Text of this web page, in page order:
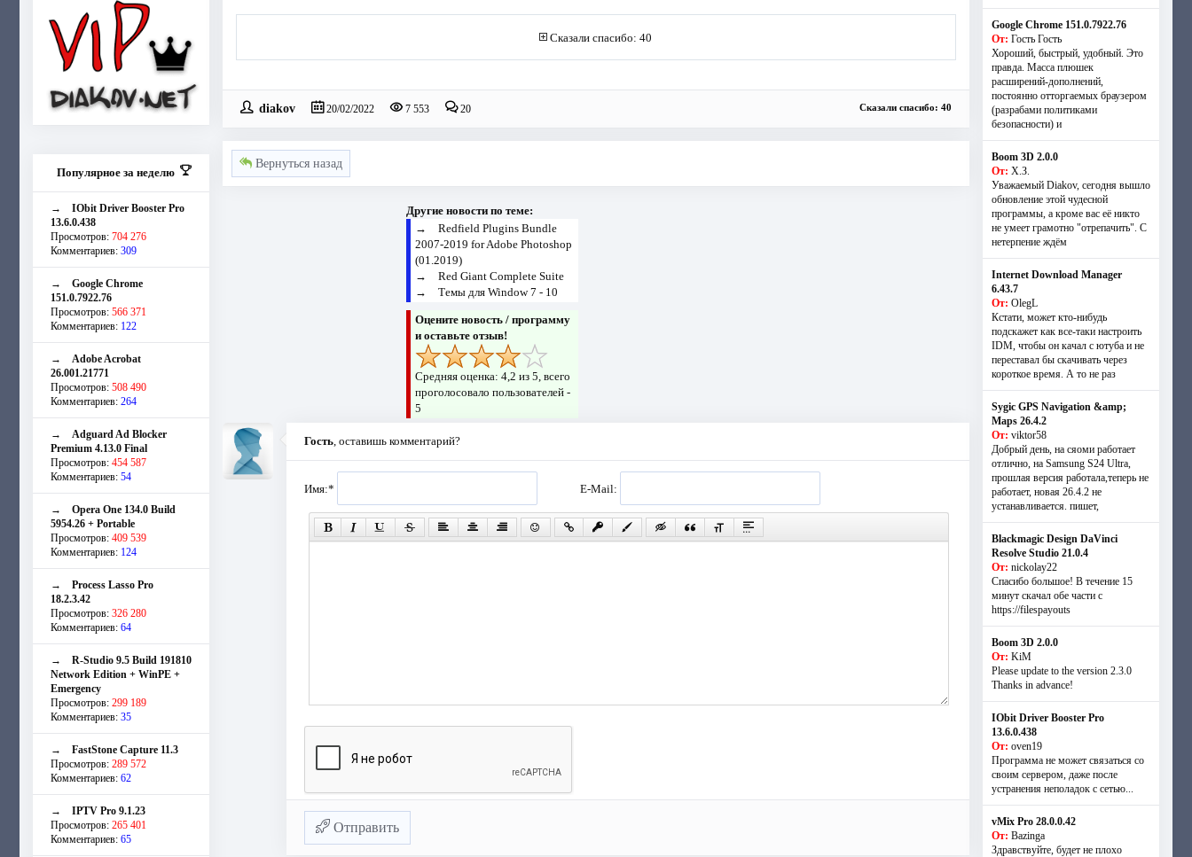
Популярное за неделю
→ IObit Driver Booster Pro
13.6.0.438
Просмотров: 704 276
Комментариев: 309
→ Google Chrome
151.0.7922.76
Просмотров: 566 371
Комментариев: 122
→ Adobe Acrobat
26.001.21771
Просмотров: 508 490
Комментариев: 264
→ Adguard Ad Blocker
Premium 4.13.0 Final
Просмотров: 454 587
Комментариев: 54
→ Opera One 134.0 Build
5954.26 + Portable
Просмотров: 409 539
Комментариев: 124
→ Process Lasso Pro
18.2.3.42
Просмотров: 326 280
Комментариев: 64
→ R-Studio 9.5 Build 191810
Network Edition + WinPE +
Emergency
Просмотров: 299 189
Комментариев: 35
→ FastStone Capture 11.3
Просмотров: 289 572
Комментариев: 62
→ IPTV Pro 9.1.23
Просмотров: 265 401
Комментариев: 65
Сказали спасибо: 40
diakov 20/02/2022 7 553 20 Сказали спасибо: 40
Вернуться назад
Другие новости по теме:
→Redfield Plugins Bundle
2007-2019 for Adobe Photoshop
(01.2019)
→Red Giant Complete Suite
→Темы для Window 7 - 10
Оцените новость / программу
и оставьте отзыв!
Средняя оценка:4,2 из 5, всего
проголосовало пользователей -
5
Гость, оставишь комментарий?
Имя:* E-Mail:
Отправить
Google Chrome 151.0.7922.76
От: Гость Гость
Хороший, быстрый, удобный. Это
правда. Масса плюшек
расширений-дополнений,
постоянно отторгаемых браузером
(разрабами политиками
безопасности) и
Boom 3D 2.0.0
От: Х.З.
Уважаемый Diakov, сегодня вышло
обновление этой чудесной
программы, а кроме вас её никто
не умеет грамотно "отрепачить". С
нетерпение ждём
Internet Download Manager
6.43.7
От: OlegL
Кстати, может кто-нибудь
подскажет как все-таки настроить
IDM, чтобы он качал с ютуба и не
переставал бы скачивать через
короткое время. А то не раз
Sygic GPS Navigation &amp;
Maps 26.4.2
От: viktor58
Добрый день, на сяоми работает
отлично, на Samsung S24 Ultra,
прошлая версия работала,теперь не
работает, новая 26.4.2 не
устанавливается. пишет,
Blackmagic Design DaVinci
Resolve Studio 21.0.4
От: nickolay22
Спасибо большое! В течение 15
минут скачал обе части с
https://filespayouts
Boom 3D 2.0.0
От: KiM
Please update to the version 2.3.0
Thanks in advance!
IObit Driver Booster Pro
13.6.0.438
От: oven19
Программа не может связаться со
своим сервером, даже после
устранения неполадок с сетью...
vMix Pro 28.0.0.42
От: Bazinga
Здравствуйте, будет не плохо